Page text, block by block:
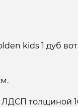
kids 1 дуб
толщиной